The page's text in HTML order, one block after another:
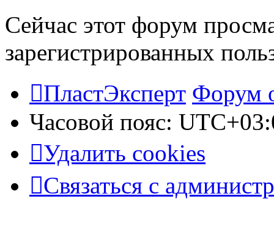
Сейчас этот форум
зарегистрированных
ПластЭксперт Форум
Часовой пояс:
Удалить cookies
Связаться с